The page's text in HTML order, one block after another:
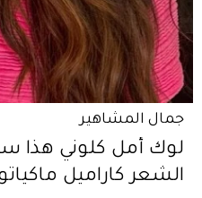
جمال المشاهير
لوك أمل كلوني هذا
الشعر كاراميل